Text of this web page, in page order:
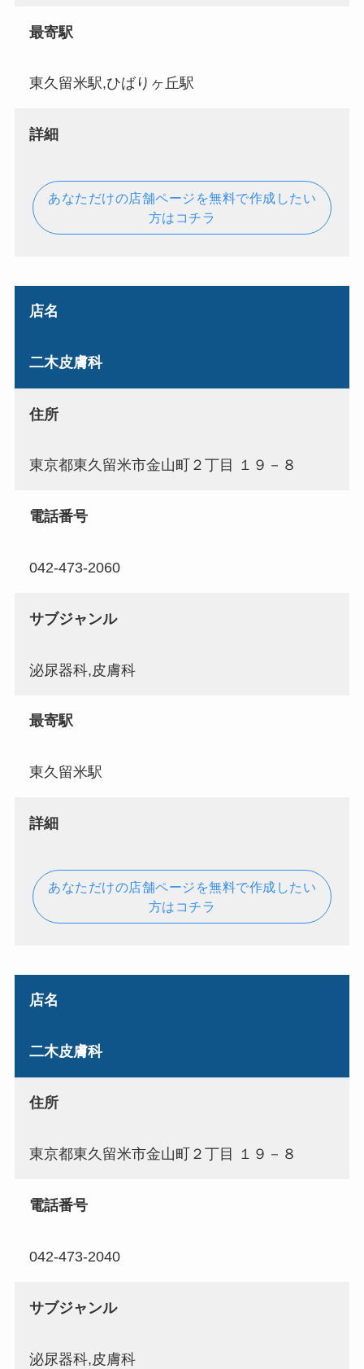
最寄駅
東久留米駅,ひばりヶ丘駅
詳細
あなただけの店舗ページを無料で作成したい
方はコチラ
店名
二木皮膚科
住所
東京都東久留米市金山町２丁目 １９－８
電話番号
042-473-2060
サブジャンル
泌尿器科,皮膚科
最寄駅
東久留米駅
詳細
あなただけの店舗ページを無料で作成したい
方はコチラ
店名
二木皮膚科
住所
東京都東久留米市金山町２丁目 １９－８
電話番号
042-473-2040
サブジャンル
泌尿器科,皮膚科